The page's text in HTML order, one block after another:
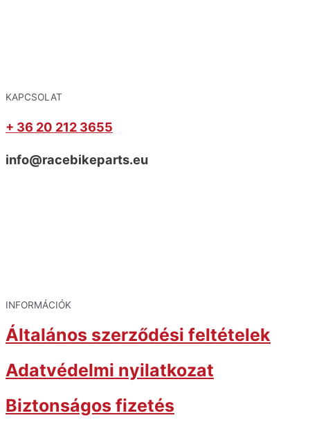
KAPCSOLAT
+ 36 20 212 3655
info@racebikeparts.eu
INFORMÁCIÓK
Általános szerződési feltételek
Adatvédelmi nyilatkozat
Biztonságos fizetés